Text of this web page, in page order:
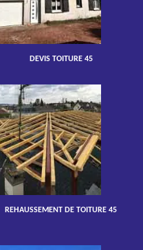
DEVIS TOITURE 45
REHAUSSEMENT DE TOITURE 45